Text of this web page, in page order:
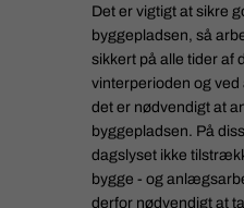
Det er vigtigt at sikre
byggepladsen, så
sikkert på alle tider af
vinterperioden og
det er nødvendigt at
byggepladsen. På
dagslyset ikke
bygge - og
derfor nødvendigt at